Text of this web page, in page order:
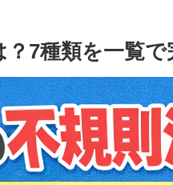
7種類を一覧で